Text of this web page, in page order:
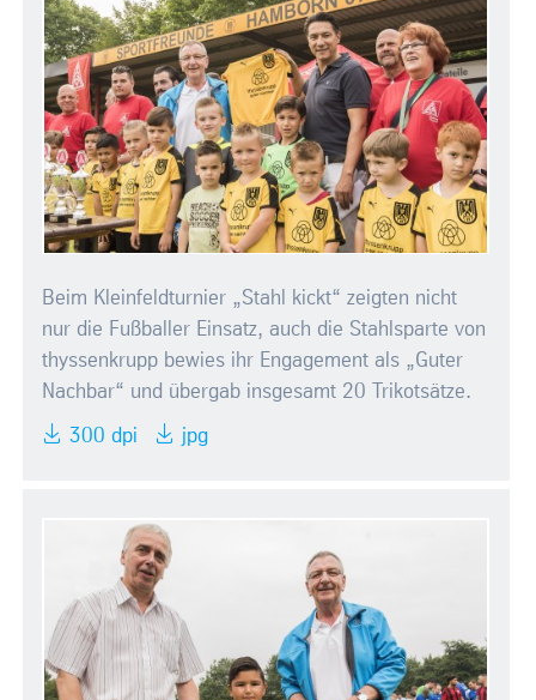
Beim Kleinfeldturnier „Stahl kickt“ zeigten nicht
nur die Fußballer Einsatz, auch die Stahlsparte von
thyssenkrupp bewies ihr Engagement als „Guter
Nachbar“ und übergab insgesamt 20 Trikotsätze.
300 dpi jpg